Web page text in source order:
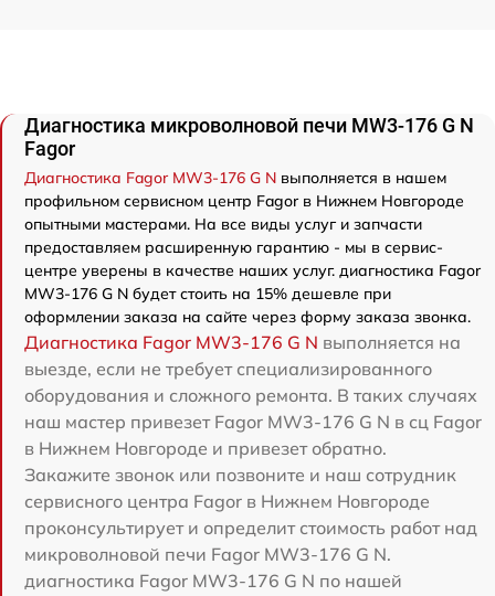
Диагностика микроволновой печи MW3-176 G N
Fagor
Диагностика Fagor MW3-176 G N выполняется в нашем
профильном сервисном центр Fagor в Нижнем Новгороде
опытными мастерами. На все виды услуг и запчасти
предоставляем расширенную гарантию - мы в сервис-
центре уверены в качестве наших услуг. диагностика Fagor
MW3-176 G N будет стоить на 15% дешевле при
оформлении заказа на сайте через форму заказа звонка.
Диагностика Fagor MW3-176 G N выполняется на
выезде, если не требует специализированного
оборудования и сложного ремонта. В таких случаях
наш мастер привезет Fagor MW3-176 G N в сц Fagor
в Нижнем Новгороде и привезет обратно.
Закажите звонок или позвоните и наш сотрудник
сервисного центра Fagor в Нижнем Новгороде
проконсультирует и определит стоимость работ над
микроволновой печи Fagor MW3-176 G N.
диагностика Fagor MW3-176 G N по нашей